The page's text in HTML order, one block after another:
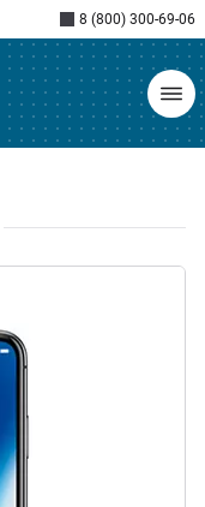
8 (800) 300-69-06